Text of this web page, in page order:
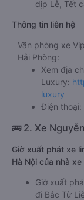
dịp Lễ, Tết
Thông tin liên hệ
Văn phòng xe
Hải Phòng:
Xem địa
Luxury:
luxury
Điện thoại:
🚌 2. Xe
Giờ xuất phát xe
Hà Nội của nhà
Giờ xuất
đi Bắc Từ